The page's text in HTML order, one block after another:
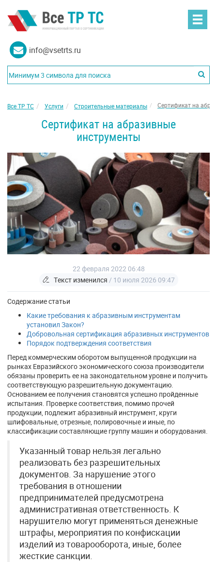
info@vsetrts.ru
Все ТР ТС Услуги Строительные материалы Сертификат на
Сертификат на абразивные
инструменты
22 февраля 2022 06:48
Текст изменился / 10 июля 2026 09:47
Содержание статьи
Какие требования к абразивным инструментам
установил Закон?
Добровольная сертификация абразивных инструментов
Порядок подтверждения соответствия
Перед коммерческим оборотом выпущенной продукции на
рынках Евразийского экономического союза производители
обязаны проверить ее на законодательном уровне и получить
соответствующую разрешительную документацию.
Основанием ее получения становятся успешно пройденные
испытания. Проверке соответствия, помимо прочей
продукции, подлежит абразивный инструмент, круги
шлифовальные, отрезные, полировочные и иные, по
классификации составляющие группу машин и оборудования.
Указанный товар нельзя легально
реализовать без разрешительных
документов. За нарушение этого
требования в отношении
предпринимателей предусмотрена
административная ответственность. К
нарушителю могут применяться денежные
штрафы, мероприятия по конфискации
изделий из товарооборота, иные, более
жесткие санкции.